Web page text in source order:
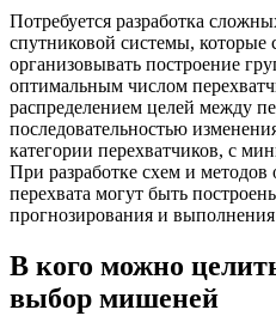
Потребуется разработка
спутниковой системы,
организовывать построение
оптимальным числом
распределением целей между
последовательностью
категории перехватчиков, с
При разработке схем и методов
перехвата могут быть
прогнозирования и выполнения
В кого можно
выбор мишеней